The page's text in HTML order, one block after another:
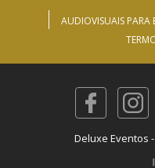
AUDIOVISUAIS PARA
Deluxe Eventos